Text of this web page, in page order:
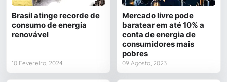
Brasil atinge recorde de
consumo de energia
renovável
10 Fevereiro, 2024
Mercado livre pode
baratear em até 10% a
conta de energia de
consumidores mais
pobres
09 Agosto, 2023